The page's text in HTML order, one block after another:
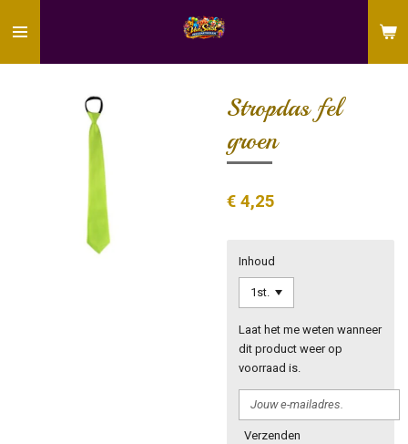
direct
Stropdas fel
groen
€ 4,25
Inhoud
Laat het me weten wanneer
dit product weer op
voorraad is.
Verzenden